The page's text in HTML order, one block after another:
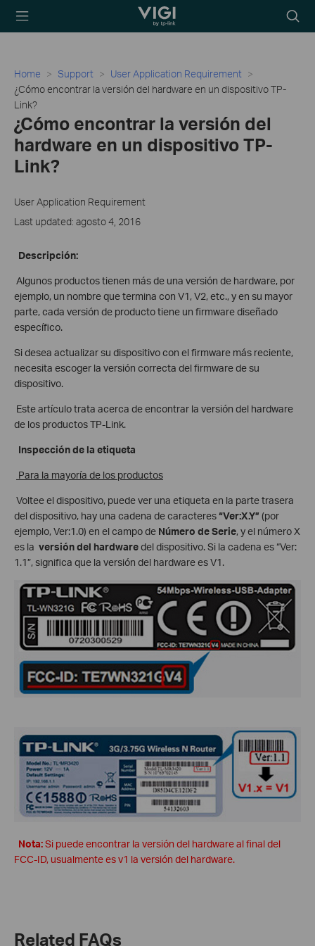
TP-Link, Reliably
icon
Home Support
User Application Requirement
¿Cómo encontrar la versión del hardware en un dispositivo TP-
Link?
¿Cómo encontrar la versión del
hardware en un dispositivo TP-
Link?
User Application Requirement
Last updated: agosto 4, 2016
Descripción:
Algunos productos tienen más de una versión de hardware, por
ejemplo, un nombre que termina con V1, V2, etc., y en su mayor
parte, cada versión de producto tiene un firmware diseñado
específico.
Si desea actualizar su dispositivo con el firmware más reciente,
necesita escoger la versión correcta del firmware de su
dispositivo.
Este artículo trata acerca de encontrar la versión del hardware
de los productos TP-Link.
Inspección de la etiqueta
Para la mayoría de los productos
Voltee el dispositivo, puede ver una etiqueta en la parte trasera
del dispositivo, hay una cadena de caracteres“Ver:X.Y” (por
ejemplo, Ver:1.0) en el campo de Número de Serie, y el número X
es la versión del hardwaredel dispositivo. Si la cadena es “Ver:
1.1”, significa que la versión del hardware es V1.
Nota:Si puede encontrar la versión del hardware al final del
FCC-ID, usualmente es v1 la versión del hardware.
Related FAQs